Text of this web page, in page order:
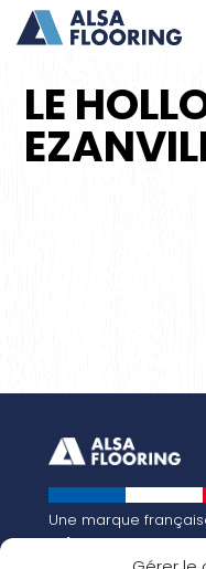
LE
Une marque
Qui sommes-nous